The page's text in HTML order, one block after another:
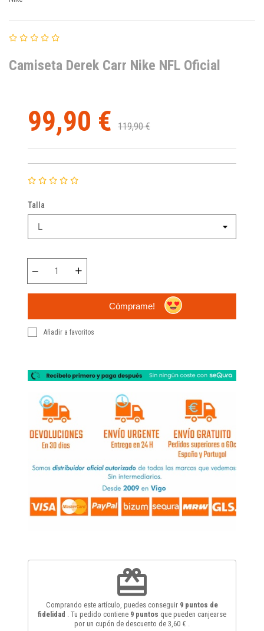
Camiseta Derek Carr Nike NFL Oficial
99,90 € 119,90 €
Talla
Cómprame!
Añadir a favoritos
redeem
Comprando este artículo, puedes conseguir 9 puntos de
fidelidad
. Tu pedido contiene 9 puntos que pueden canjearse
por un cupón de descuento de 3,60 €